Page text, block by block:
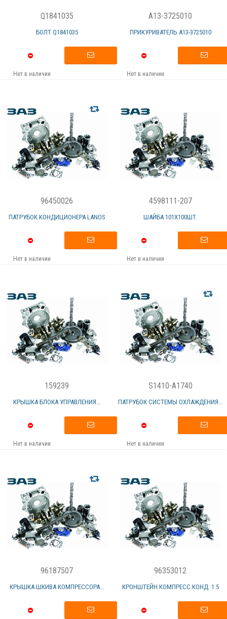
Q1841035
БОЛТ Q1841035
Нет в наличии
A13-3725010
ПРИКУРИВАТЕЛЬ А13-3725010
Нет в наличии
96450026
ПАТРУБОК КОНДИЦИОНЕРА LANOS
Нет в наличии
4598111-207
ШАЙБА 101Х100ШТ.
Нет в наличии
159239
КРЫШКА БЛОКА УПРАВЛЕНИЯ...
Нет в наличии
S1410-A1740
ПАТРУБОК СИСТЕМЫ ОХЛАЖДЕНИЯ...
Нет в наличии
96187507
КРЫШКА ШКИВА КОМПРЕССОРА...
96353012
КРОНШТЕЙН КОМПРЕСС.КОНД. 1.5